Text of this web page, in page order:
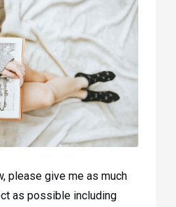
please give me as much
as possible including